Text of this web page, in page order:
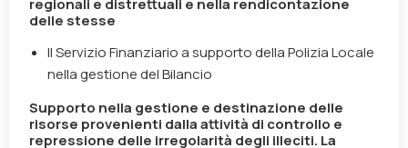
regionali e distrettuali e nella rendicontazione
delle stesse
Il Servizio Finanziario a supporto della Polizia Locale
nella gestione del Bilancio
Supporto nella gestione e destinazione delle
risorse provenienti dalla attività di controllo e
repressione delle irregolarità degli illeciti. La